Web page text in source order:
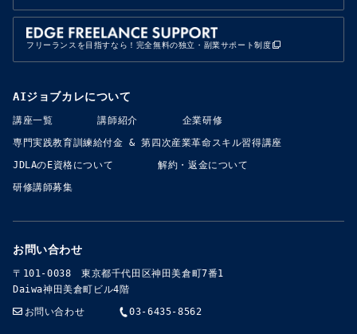
フリーランスを目指すなら！完全無料の独立・副業サポート制度
AIジョブカレについて
講座一覧 講師紹介
企業研修
専門実践教育訓練給付金​​ & 第四次産業革命スキル習得講座
JDLAのE資格について
解約・返金について
研修講師募集
お問い合わせ
〒101-0038 東京都千代田区神田美倉町7番1
Daiwa神田美倉町ビル4階
お問い合わせ
03-6435-8562